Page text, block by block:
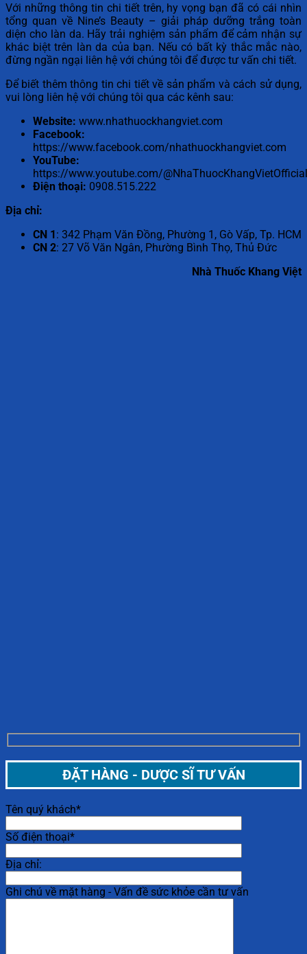
Với những thông tin chi tiết trên, hy vọng bạn đã có cái nhìn
tổng quan về Nine’s Beauty – giải pháp dưỡng trắng toàn
diện cho làn da. Hãy trải nghiệm sản phẩm để cảm nhận sự
khác biệt trên làn da của bạn. Nếu có bất kỳ thắc mắc nào,
đừng ngần ngại liên hệ với chúng tôi để được tư vấn chi tiết.
Để biết thêm thông tin chi tiết về sản phẩm và cách sử dụng,
vui lòng liên hệ với chúng tôi qua các kênh sau:
Website: www.nhathuockhangviet.com
Facebook:
https://www.facebook.com/nhathuockhangviet.com
YouTube:
https://www.youtube.com/
Điện thoại: 0908.515.222
Địa chỉ:
CN 1: 342 Phạm Văn Đồng, Phường 1, Gò Vấp, Tp. HCM
CN 2: 27 Võ Văn Ngân, Phường Bình Thọ, Thủ Đức
Nhà Thuốc Khang Việt
ĐẶT HÀNG - DƯỢC SĨ TƯ VẤN
Tên quý khách*
Số điện thoại*
Địa chỉ:
Ghi chú về mặt hàng - Vấn đề sức khỏe cần tư vấn